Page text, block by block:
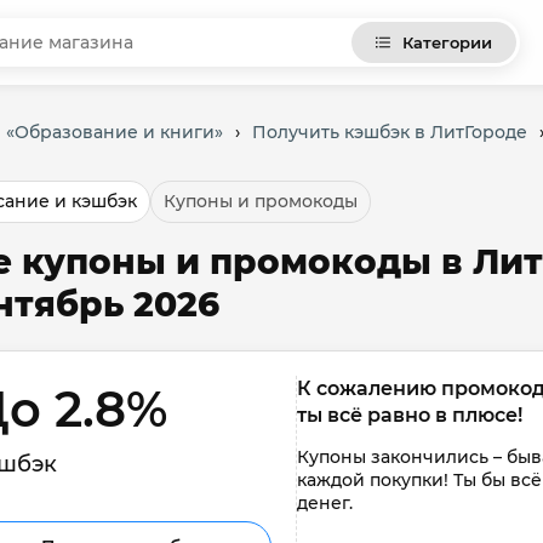
Категории
и книги» › Получить кэшбэк в ЛитГороде ›
и кэшбэк Купоны и промокоды
купоны и промокоды в
2026
2.8%
К сожалению
ты всё равно в плюсе!
Купоны закончились –
каждой покупки! Ты бы
денег.